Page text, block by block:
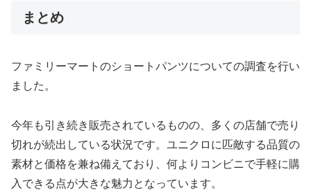
まとめ
ファミリーマートのショートパンツについての調査を行い
ました。
今年も引き続き販売されているものの、多くの店舗で売り
切れが続出している状況です。ユニクロに匹敵する品質の
素材と価格を兼ね備えており、何よりコンビニで手軽に購
入できる点が大きな魅力となっています。